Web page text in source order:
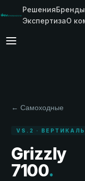
РешенияБренды
ЭкспертизаО
← Самоходные
VS.2 ·
Grizzly
7100.